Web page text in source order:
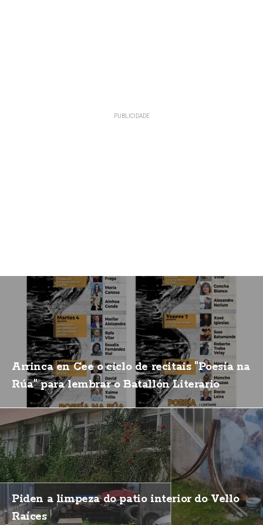
Arrinca en Cee o ciclo de recitais "Poesía na
Rúa" para lembrar o Batallón Literario
Piden a limpeza do patio interior do Vello
Raíces